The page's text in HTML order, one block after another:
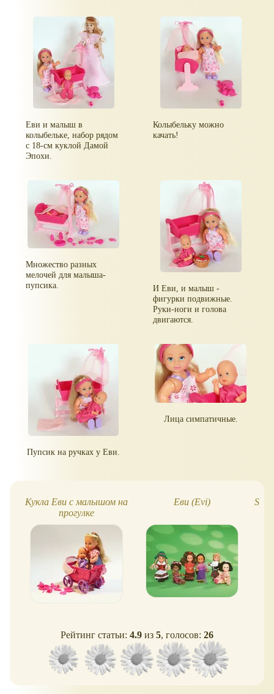
Еви и малыш в
колыбельке, набор рядом
с 18-см куклой Дамой
Эпохи.
Колыбельку можно
качать!
Множество разных
мелочей для малыша-
пупсика.
И Еви, и малыш -
фигурки подвижные.
Руки-ноги и голова
двигаются.
Пупсик на ручках у Еви.
Лица симпатичные.
Кукла Еви с малышом на
прогулке
Еви (Evi)
Рейтинг статьи: 4.9 из 5, голосов: 26